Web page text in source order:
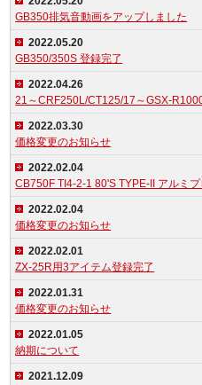
GB350排気音動画をアップしました
2022.05.20
GB350/350S 登録完了
2022.04.26
21～CRF250L/CT125/17～GSX-
2022.03.30
価格変更のお知らせ
2022.02.04
CB750F TI4-2-1 80'S TYPE-II アルミ
2022.02.04
価格変更のお知らせ
2022.02.01
ZX-25R用3アイテム登録完了
2022.01.31
価格変更のお知らせ
2022.01.05
納期について
2021.12.09